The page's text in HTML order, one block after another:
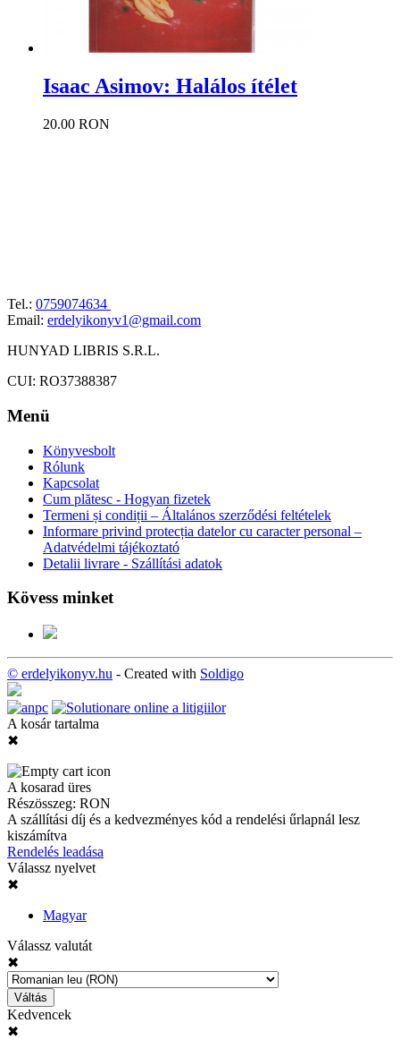
Isaac Asimov: Halálos ítélet
20.00 RON
Tel.: 0759074634
Email: erdelyikonyv1@gmail.com
HUNYAD LIBRIS S.R.L.
CUI: RO37388387
Menü
Könyvesbolt
Rólunk
Kapcsolat
Cum plătesc - Hogyan fizetek
Termeni și condiții – Általános szerződési feltételek
Informare privind protecția datelor cu caracter personal –
Adatvédelmi tájékoztató
Detalii livrare - Szállítási adatok
Kövess minket
© erdelyikonyv.hu - Created with Soldigo
A kosár tartalma
✖
A kosarad üres
Részösszeg: RON
A szállítási díj és a kedvezményes kód a rendelési űrlapnál lesz
kiszámítva
Rendelés leadása
Válassz nyelvet
✖
Magyar
Válassz valutát
✖
Váltás
Kedvencek
✖